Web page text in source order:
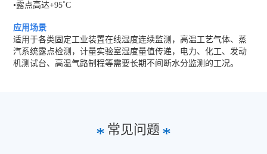
•露点高达+95˚C
应用场景
适用于各类固定工业装置在线湿度连续监测，高温工艺气体、蒸
汽系统露点检测，计量实验室湿度量值传递，电力、化工、发动
机测试台、高温气路制程等需要长期不间断水分监测的工况。
* 常见问题 *